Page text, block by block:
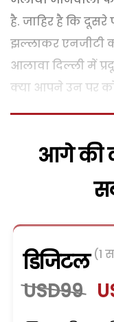
है. जाहिर है कि
झल्लाकर एनजीटी
आलावा दिल्ली में
क्या आपने उन पर
आगे की
डिजिटल (1
USD99